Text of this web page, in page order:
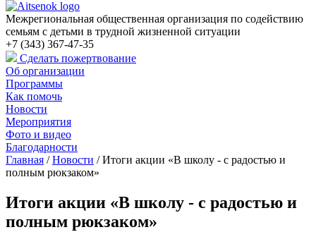
Межрегиональная общественная организация по содействию
семьям с детьми в трудной жизненной ситуации
+7 (343) 367-47-35
Сделать пожертвование
Об организации
Программы
Как помочь
Новости
Мероприятия
Фото и видео
Благодарности
Главная /Новости /Итоги акции «В школу - с радостью и
полным рюкзаком»
Итоги акции «В школу - с радостью и
полным рюкзаком»